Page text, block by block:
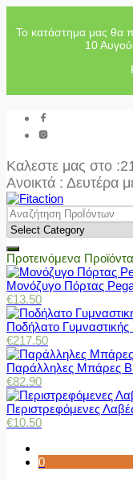
Το κατάστημα μας θα
10
Καλεστε μας στο
Ανοικτά : Δευτέρα
Προτεινόμενα Προϊόντα
Μονόζυγο Πόρτας
€13.50
Ποδήλατο
€217.50
Παράλληλες Μπάρες
€82.90
Περιστρεφόμενες
€10.50
0